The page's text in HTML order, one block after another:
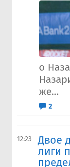
о
же...
2
12:23
Двое
лиги